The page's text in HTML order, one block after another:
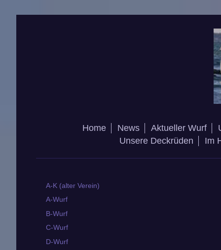
Home News Aktueller Wurf
Unsere Deckrüden
Im
A-K (alter Verein)
A-Wurf
B-Wurf
C-Wurf
D-Wurf